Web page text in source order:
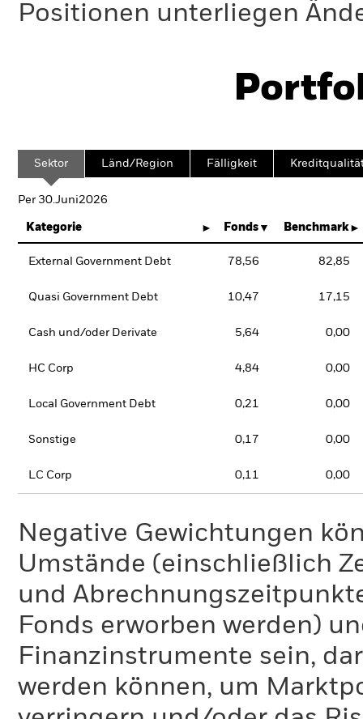
Positionen unterliegen
Sektor Länd/Region Fälligkeit
Per 30.Juni2026
Kategorie Fonds Benchmark
External Government Debt 78,56 82,85
Quasi Government Debt 10,47 17,15
Cash und/oder Derivate 5,64 0,00
HC Corp 4,84 0,00
Local Government Debt 0,21 0,00
Sonstige 0,17 0,00
LC Corp 0,11 0,00
Negative Gewichtungen
Umstände (einschließlich
und
Fonds erworben werden)
Finanzinstrumente sein,
werden können, um